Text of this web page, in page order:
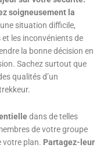
soigneusement la
situation difficile,
les inconvénients de
la bonne décision en
Sachez surtout que
qualités d’un
dans de telles
de votre groupe
votre plan. Partagez-leur